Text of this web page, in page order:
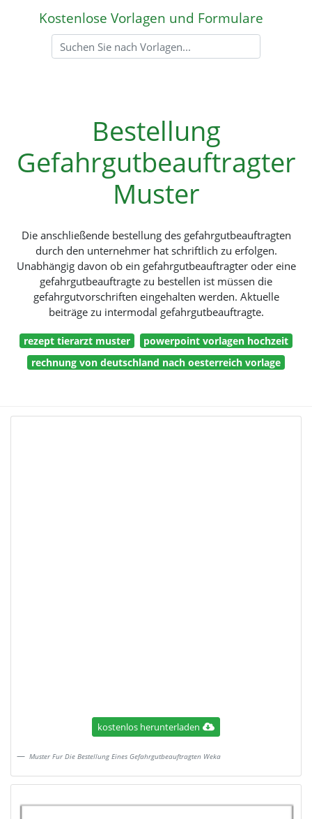
Kostenlose Vorlagen und Formulare
Bestellung
Gefahrgutbeauftragter
Muster
Die anschließende bestellung des gefahrgutbeauftragten
durch den unternehmer hat schriftlich zu erfolgen.
Unabhängig davon ob ein gefahrgutbeauftragter oder eine
gefahrgutbeauftragte zu bestellen ist müssen die
gefahrgutvorschriften eingehalten werden. Aktuelle
beiträge zu intermodal gefahrgutbeauftragte.
rezept tierarzt muster
powerpoint vorlagen hochzeit
rechnung von deutschland nach oesterreich vorlage
kostenlos herunterladen
Muster Fur Die Bestellung Eines Gefahrgutbeauftragten Weka